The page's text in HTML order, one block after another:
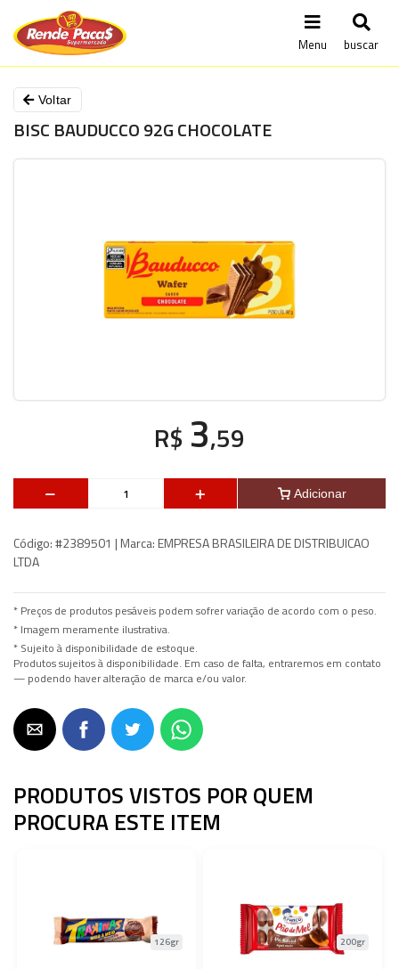
Menu buscar
Voltar
BISC BAUDUCCO 92G CHOCOLATE
R$ 3,59
Adicionar
Código:#2389501 | Marca: EMPRESA BRASILEIRA DE DISTRIBUICAO
LTDA
* Preços de produtos pesáveis podem sofrer variação de acordo com o peso.
* Imagem meramente ilustrativa.
* Sujeito à disponibilidade de estoque.
Produtos sujeitos à disponibilidade. Em caso de falta, entraremos em contato
— podendo haver alteração de marca e/ou valor.
PRODUTOS VISTOS POR QUEM
PROCURA ESTE ITEM
126gr 200gr